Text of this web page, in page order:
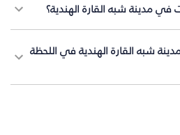
مدينة شبه القارة الهندية؟
شبه القارة الهندية في اللحظة